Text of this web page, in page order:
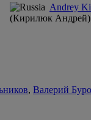
Andrey
(Кирилюк Андрей)
, Валерий